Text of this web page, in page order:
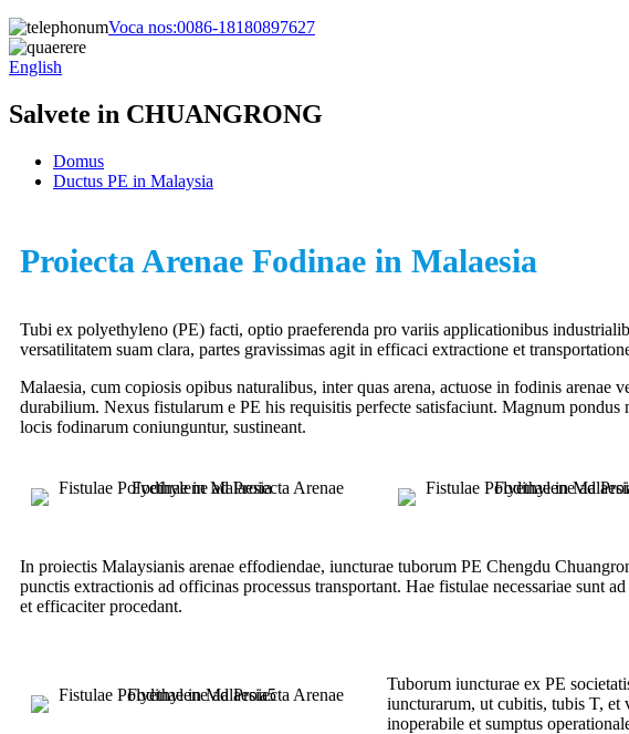
Voca nos:0086-18180897627
English
Salvete in CHUANGRONG
Domus
Ductus PE in Malaysia
Proiecta Arenae Fodinae in Malaesia
Tubi ex polyethyleno (PE) facti, optio praeferenda pro variis applicationibus
versatilitatem suam clara, partes gravissimas agit in efficaci extractione et
Malaesia, cum copiosis opibus naturalibus, inter quas arena, actuose in fodinis
durabilium. Nexus fistularum e PE his requisitis perfecte satisfaciunt. Magnum pondus
locis fodinarum coniunguntur, sustineant.
In proiectis Malaysianis arenae effodiendae, iuncturae tuborum PE Chengdu
punctis extractionis ad officinas processus transportant. Hae fistulae necessariae sunt
et efficaciter procedant.
Tuborum iuncturae ex PE
iuncturarum, ut cubitis, tubis T, et
inoperabile et sumptus